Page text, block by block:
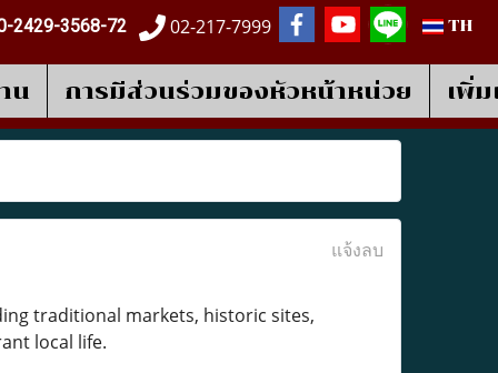
2429-3568-72 02-217-7999 TH
น การมีส่วนร่วมของหัวหน้าหน่วย เพิ่
แจ้งลบ
traditional markets, historic sites,
local life.